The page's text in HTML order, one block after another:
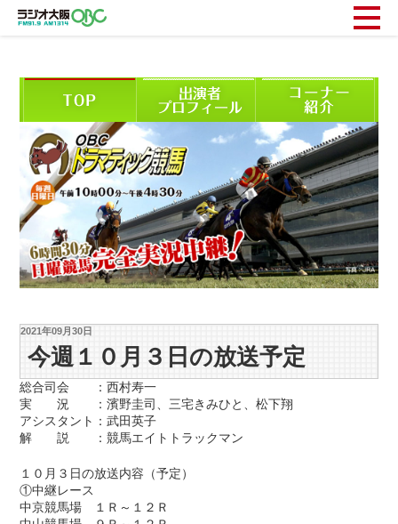
2021年09月30日
今週１０月３日の放送予定
総合司会 ：西村寿一
実 況 ：濱野圭司、三宅きみひと、松下翔
アシスタント：武田英子
解 説 ：競馬エイトトラックマン
１０月３日の放送内容（予定）
①中継レース
中京競馬場 １Ｒ～１２Ｒ